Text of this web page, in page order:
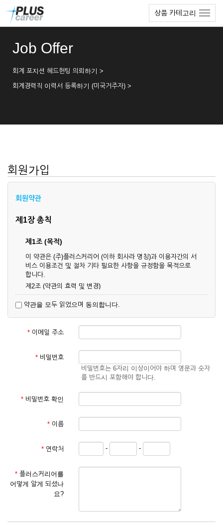
상품 카테고리
Job Offer
회계 포지션 헤드헌팅 의뢰하기 >
회계경력직 이력서 등록하기 (미국거주자) >
회원가입
회원약관
제1장 총칙
제1조 (목적)
이 약관은 (주)플러스커리어 (이하 회사라 명칭)과 이용자간의 서
비스 이용조건 및 절차 기타 필요한 사항을 규정함을 목적으로
합니다.
제2조 (약관의 효력 및 변경)
업상 중요 하거나 합리적인 사유가 발생할 경우 온라인 공사를
통하여 변경할 수 있습니다.
② 회원은 변경된 약관에 동의하지 않을 경우 서비스 이용을 중
단하고 이용계약을 해지할 수 있습니다. 약관의 효력 발생일 이
것으로 간주됩니다.
제3조 (약관의 외 준칙)
관계법령의 규정에 따릅니다.
① 서비스 이용계약은 서비스 이용 희망자가 본 약관에 동의한
를 심사, 승낙함으로써 성립하며, 회사는 신청자의 실명 확인 절
차를 밟을 수 있습니다.
② 회원가입시 입력한 ID는 변경할 수 없으며, 회원 1인당 한 개
의 ID가 발급됩니다. 부득이한 경우로 인해 변경하고자 하는 경
약관을 모두 읽었으며 동의합니다.
* 이메일 주소
* 비밀번호
비밀번호는 6자리 이상이어야 하며 영문과 숫자
를 반드시 포함해야 합니다.
* 비밀번호 확인
* 이름
* 연락처 - -
* 플러스커리어를
어떻게 알게 되셨나
요?